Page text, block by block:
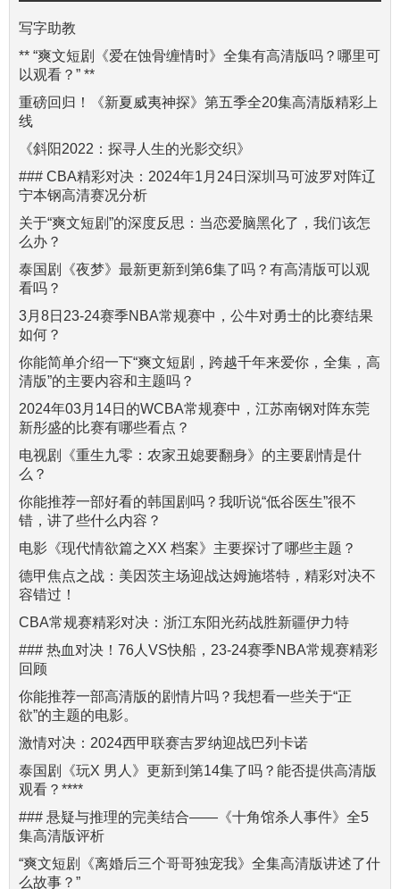
写字助教
** “爽文短剧《爱在蚀骨缠情时》全集有高清版吗？哪里可
以观看？” **
重磅回归！《新夏威夷神探》第五季全20集高清版精彩上
线
《斜阳2022：探寻人生的光影交织》
### CBA精彩对决：2024年1月24日深圳马可波罗对阵辽
宁本钢高清赛况分析
关于“爽文短剧”的深度反思：当恋爱脑黑化了，我们该怎
么办？
泰国剧《夜梦》最新更新到第6集了吗？有高清版可以观
看吗？
3月8日23-24赛季NBA常规赛中，公牛对勇士的比赛结果
如何？
你能简单介绍一下“爽文短剧，跨越千年来爱你，全集，高
清版”的主要内容和主题吗？
2024年03月14日的WCBA常规赛中，江苏南钢对阵东莞
新彤盛的比赛有哪些看点？
电视剧《重生九零：农家丑媳要翻身》的主要剧情是什
么？
你能推荐一部好看的韩国剧吗？我听说“低谷医生”很不
错，讲了些什么内容？
电影《现代情欲篇之XX 档案》主要探讨了哪些主题？
德甲焦点之战：美因茨主场迎战达姆施塔特，精彩对决不
容错过！
CBA常规赛精彩对决：浙江东阳光药战胜新疆伊力特
### 热血对决！76人VS快船，23-24赛季NBA常规赛精彩
回顾
你能推荐一部高清版的剧情片吗？我想看一些关于“正
欲”的主题的电影。
激情对决：2024西甲联赛吉罗纳迎战巴列卡诺
泰国剧《玩X 男人》更新到第14集了吗？能否提供高清版
观看？****
### 悬疑与推理的完美结合——《十角馆杀人事件》全5
集高清版评析
“爽文短剧《离婚后三个哥哥独宠我》全集高清版讲述了什
么故事？”